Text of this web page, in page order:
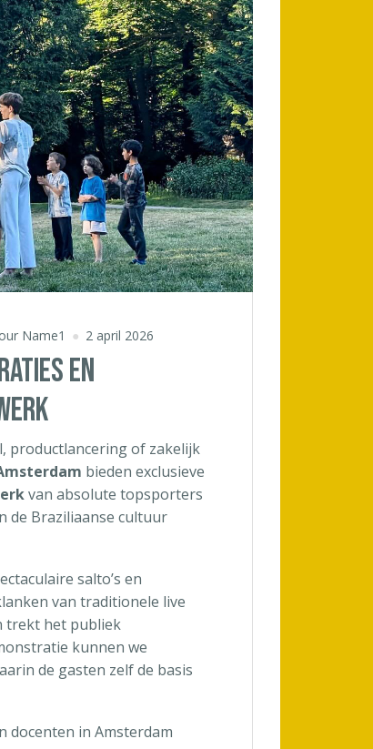
Name1 2 april 2026
EN
productlancering of zakelijk
bieden exclusieve
van absolute topsporters
de Braziliaanse cultuur
salto’s en
van traditionele live
trekt het publiek
kunnen we
de gasten zelf de basis
docenten in Amsterdam